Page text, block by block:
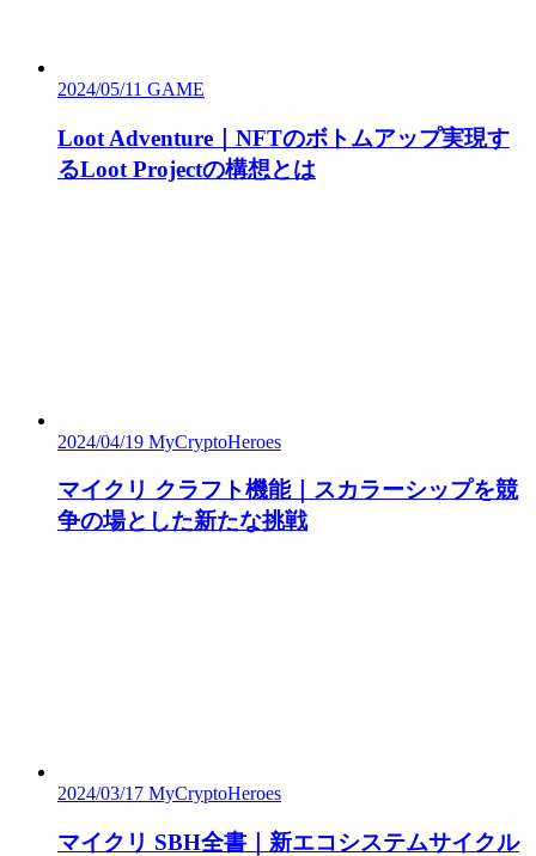
2024/05/11 GAME
Loot Adventure｜NFTのボトムアップ実現す
るLoot Projectの構想とは
2024/04/19 MyCryptoHeroes
マイクリ クラフト機能｜スカラーシップを競
争の場とした新たな挑戦
2024/03/17 MyCryptoHeroes
マイクリ SBH全書｜新エコシステムサイクル